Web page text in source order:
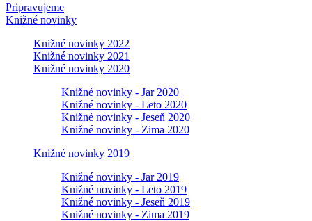
Pripravujeme
Knižné novinky
Knižné novinky 2022
Knižné novinky 2021
Knižné novinky 2020
Knižné novinky - Jar 2020
Knižné novinky - Leto 2020
Knižné novinky - Jeseň 2020
Knižné novinky - Zima 2020
Knižné novinky 2019
Knižné novinky - Jar 2019
Knižné novinky - Leto 2019
Knižné novinky - Jeseň 2019
Knižné novinky - Zima 2019